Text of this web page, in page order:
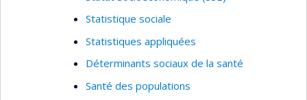
Statistique sociale
Statistiques appliquées
Déterminants sociaux de la santé
Santé des populations